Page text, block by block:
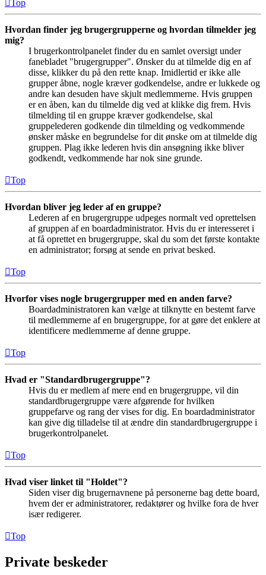
Top
Hvordan finder jeg brugergrupperne og hvordan tilmelder jeg
mig?
I brugerkontrolpanelet finder du en samlet oversigt under
fanebladet "brugergrupper". Ønsker du at tilmelde dig en af
disse, klikker du på den rette knap. Imidlertid er ikke alle
grupper åbne, nogle kræver godkendelse, andre er lukkede og
andre kan desuden have skjult medlemmerne. Hvis gruppen
er en åben, kan du tilmelde dig ved at klikke dig frem. Hvis
tilmelding til en gruppe kræver godkendelse, skal
gruppelederen godkende din tilmelding og vedkommende
ønsker måske en begrundelse for dit ønske om at tilmelde dig
gruppen. Plag ikke lederen hvis din ansøgning ikke bliver
godkendt, vedkommende har nok sine grunde.
Top
Hvordan bliver jeg leder af en gruppe?
Lederen af en brugergruppe udpeges normalt ved oprettelsen
af gruppen af en boardadministrator. Hvis du er interesseret i
at få oprettet en brugergruppe, skal du som det første kontakte
en administrator; forsøg at sende en privat besked.
Top
Hvorfor vises nogle brugergrupper med en anden farve?
Boardadministratoren kan vælge at tilknytte en bestemt farve
til medlemmerne af en brugergruppe, for at gøre det enklere at
identificere medlemmerne af denne gruppe.
Top
Hvad er "Standardbrugergruppe"?
Hvis du er medlem af mere end en brugergruppe, vil din
standardbrugergruppe være afgørende for hvilken
gruppefarve og rang der vises for dig. En boardadministrator
kan give dig tilladelse til at ændre din standardbrugergruppe i
brugerkontrolpanelet.
Top
Hvad viser linket til "Holdet"?
Siden viser dig brugernavnene på personerne bag dette board,
hvem der er administratorer, redaktører og hvilke fora de hver
især redigerer.
Top
Private beskeder